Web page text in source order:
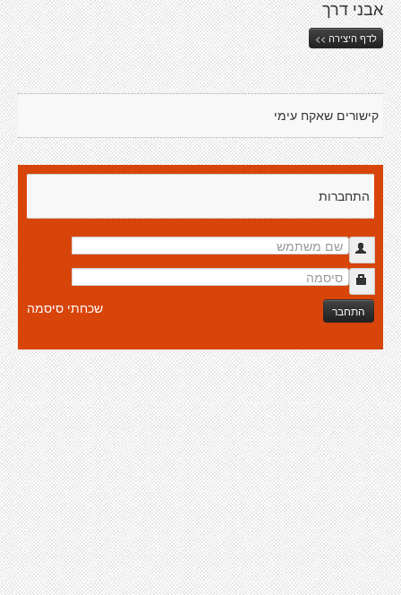
אבני דרך
לדף היצירה >>
קישורים שאקח עימי
התחברות
התחבר שכחתי סיסמה